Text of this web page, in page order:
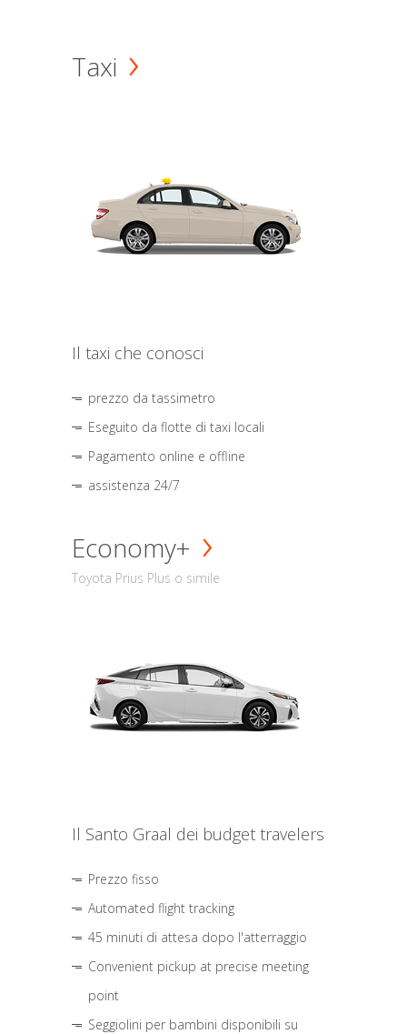
Taxi
Il taxi che conosci
prezzo da tassimetro
Eseguito da flotte di taxi locali
Pagamento online e offline
assistenza 24/7
Economy+
Toyota Prius Plus o simile
Il Santo Graal dei budget travelers
Prezzo fisso
Automated flight tracking
45 minuti di attesa dopo l'atterraggio
Convenient pickup at precise meeting
point
Seggiolini per bambini disponibili su